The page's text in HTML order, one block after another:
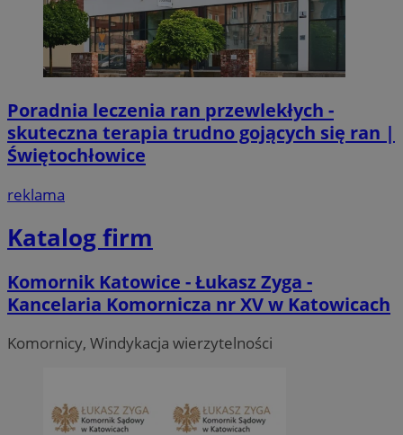
Poradnia leczenia ran przewlekłych -
skuteczna terapia trudno gojących się ran |
Świętochłowice
reklama
Katalog firm
Komornik Katowice - Łukasz Zyga -
Kancelaria Komornicza nr XV w Katowicach
Komornicy, Windykacja wierzytelności